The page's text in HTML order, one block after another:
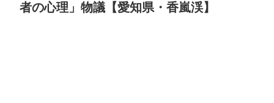
者の心理」物議【愛知県・香嵐渓】